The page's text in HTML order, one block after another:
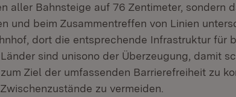
aller Bahnsteige auf 76 Zentimeter, sondern
und beim Zusammentreffen von Linien
dort die entsprechende Infrastruktur für
sind unisono der Überzeugung, damit
Ziel der umfassenden Barrierefreiheit zu
zu vermeiden.